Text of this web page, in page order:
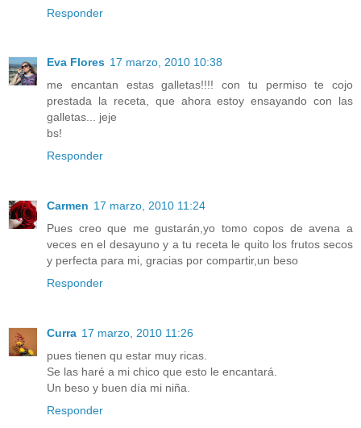
Responder
Eva Flores 17 marzo, 2010 10:38
me encantan estas galletas!!!! con tu permiso te cojo
prestada la receta, que ahora estoy ensayando con las
galletas... jeje
bs!
Responder
Carmen 17 marzo, 2010 11:24
Pues creo que me gustarán,yo tomo copos de avena a
veces en el desayuno y a tu receta le quito los frutos secos
y perfecta para mi, gracias por compartir,un beso
Responder
Curra 17 marzo, 2010 11:26
pues tienen qu estar muy ricas.
Se las haré a mi chico que esto le encantará.
Un beso y buen día mi niña.
Responder